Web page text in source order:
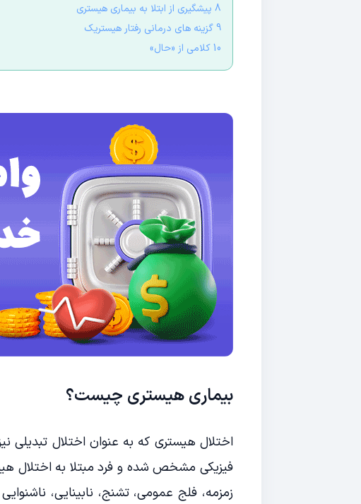
8 پیشگیری از ابتلا به بیماری هیستری
9 گزینه های درمانی رفتار هیستریک
10 کلامی از «حال»
بیماری هیستری چیست؟
اختلال هیستری که به عنوان اختلال
فیزیکی مشخص شده و فرد مبتلا به اختلال
زمزمه، فلج عمومی، تشنج، نابینایی،